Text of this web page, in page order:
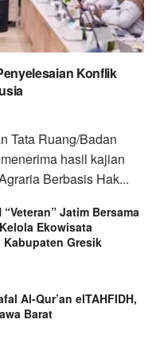
Konflik
Tata Ruang/Badan
hasil kajian
Berbasis Hak...
Jatim Bersama
Ekowisata
Gresik
Al-Qur’an elTAHFIDH,
Barat